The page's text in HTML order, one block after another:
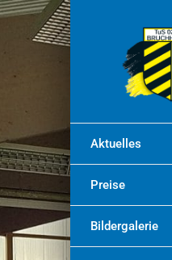
Zum
Aktuelles
Preise
Bildergalerie